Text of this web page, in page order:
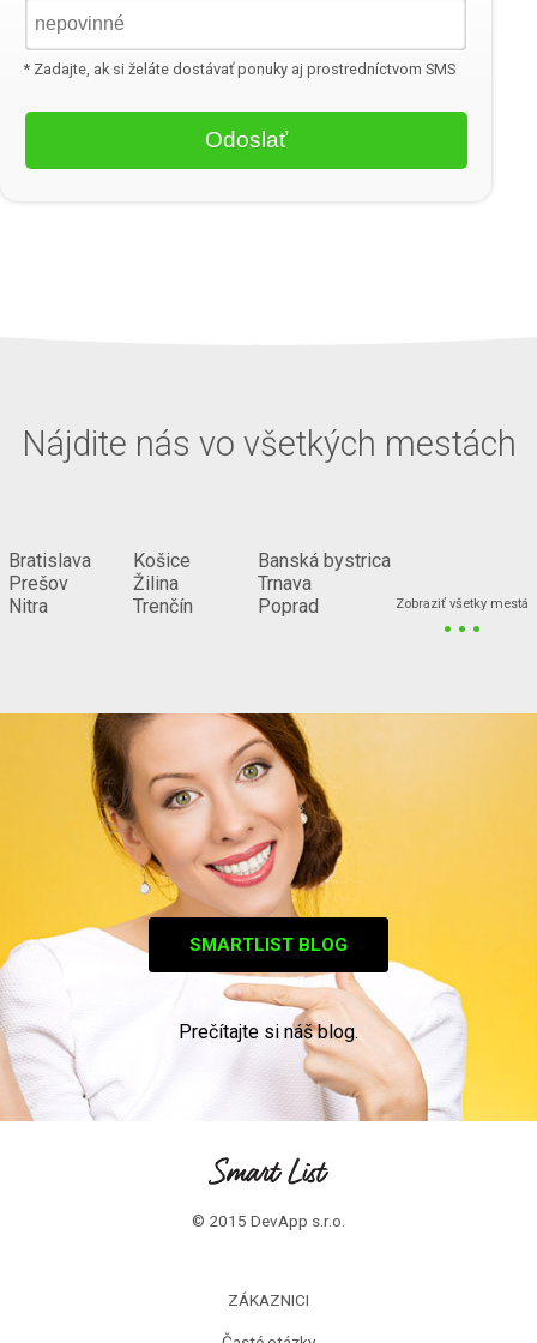
* Zadajte, ak si želáte dostávať ponuky aj prostredníctvom SMS
Nájdite nás vo všetkých mestách
Bratislava
Prešov
Nitra
Košice
Žilina
Trenčín
Banská bystrica
Trnava
Poprad
Zobraziť všetky mestá
...
SMARTLIST BLOG
Prečítajte si náš blog.
© 2015 DevApp s.r.o.
ZÁKAZNICI